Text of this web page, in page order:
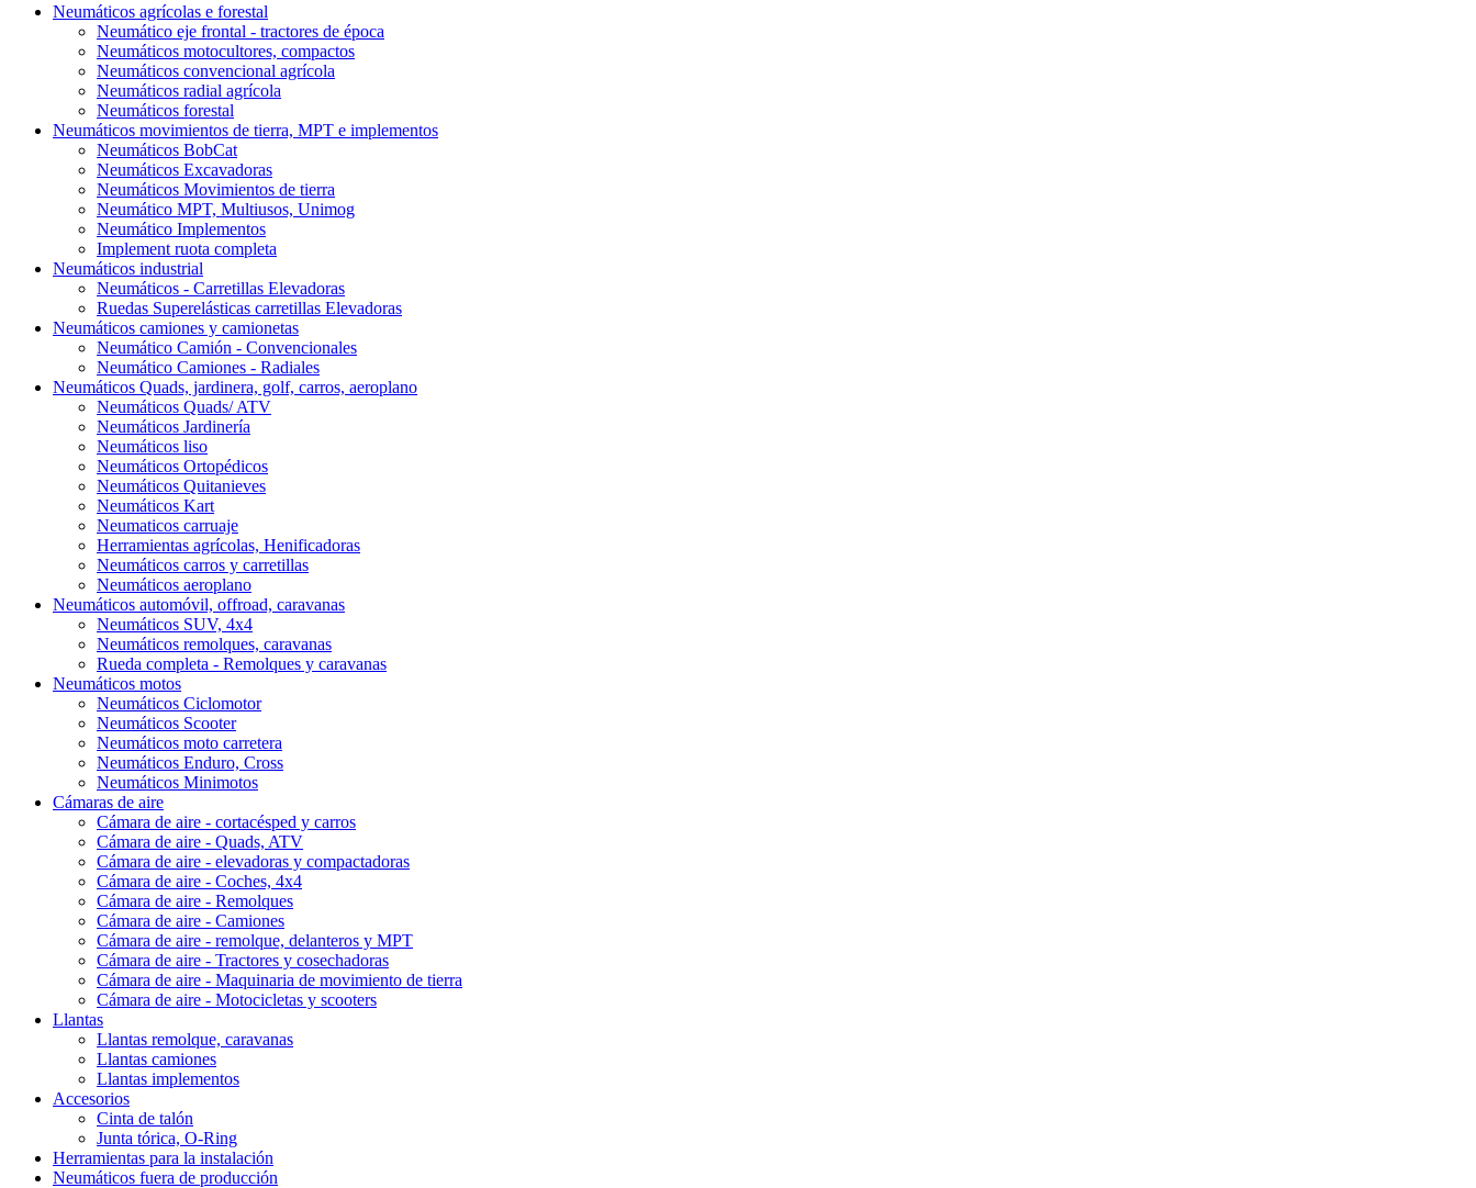
Neumáticos agrícolas e forestal
Neumático eje frontal - tractores de época
Neumáticos motocultores, compactos
Neumáticos convencional agrícola
Neumáticos radial agrícola
Neumáticos forestal
Neumáticos movimientos de tierra, MPT e implementos
Neumáticos BobCat
Neumáticos Excavadoras
Neumáticos Movimientos de tierra
Neumático MPT, Multiusos, Unimog
Neumático Implementos
Implement ruota completa
Neumáticos industrial
Neumáticos - Carretillas Elevadoras
Ruedas Superelásticas carretillas Elevadoras
Neumáticos camiones y camionetas
Neumático Camión - Convencionales
Neumático Camiones - Radiales
Neumáticos Quads, jardinera, golf, carros, aeroplano
Neumáticos Quads/ ATV
Neumáticos Jardinería
Neumáticos liso
Neumáticos Ortopédicos
Neumáticos Quitanieves
Neumáticos Kart
Neumaticos carruaje
Herramientas agrícolas, Henificadoras
Neumáticos carros y carretillas
Neumáticos aeroplano
Neumáticos automóvil, offroad, caravanas
Neumáticos SUV, 4x4
Neumáticos remolques, caravanas
Rueda completa - Remolques y caravanas
Neumáticos motos
Neumáticos Ciclomotor
Neumáticos Scooter
Neumáticos moto carretera
Neumáticos Enduro, Cross
Neumáticos Minimotos
Cámaras de aire
Cámara de aire - cortacésped y carros
Cámara de aire - Quads, ATV
Cámara de aire - elevadoras y compactadoras
Cámara de aire - Coches, 4x4
Cámara de aire - Remolques
Cámara de aire - Camiones
Cámara de aire - remolque, delanteros y MPT
Cámara de aire - Tractores y cosechadoras
Cámara de aire - Maquinaria de movimiento de tierra
Cámara de aire - Motocicletas y scooters
Llantas
Llantas remolque, caravanas
Llantas camiones
Llantas implementos
Accesorios
Cinta de talón
Junta tórica, O-Ring
Herramientas para la instalación
Neumáticos fuera de producción